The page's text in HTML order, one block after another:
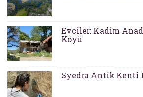
Evciler: Kadim
Köyü
Syedra Antik Kenti